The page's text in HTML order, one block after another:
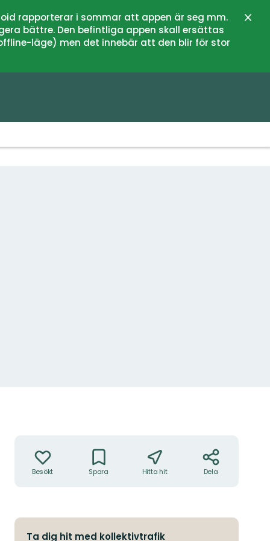
rapporterar i sommar att appen är seg mm.
bättre. Den befintliga appen skall ersättas
läge) men det innebär att den blir för stor
Besökt Spara Hitta hit Dela
Ta dig hit med kollektivtrafik